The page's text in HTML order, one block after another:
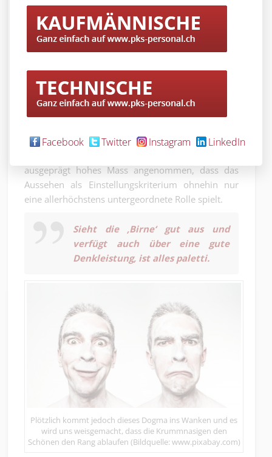
unter der Schädeldecke liegt in Form von vielen
Milliarden grauen Hirnzellen, die ganz schön viel
Output leisten und der Wirtschaft mit ihrer
Gesamtleistung schöne Augen machen.
Volkswirtschaften sind keine Modellagenturen, wo
körperliche Attraktivität zu den wichtigen Assets
gehört. Disziplin, Schaffenskraft, Intelligenz und
Neugierde bringen die Produkte und
wichtig sind. Der Mangel an Fach- und
ausgeprägt hohes Mass angenommen, dass das
Aussehen als Einstellungskriterium ohnehin nur
eine allerhöchstens untergeordnete Rolle spielt.
Sieht die ‚Birne‘ gut aus und
verfügt auch über eine gute
Denkleistung, ist alles paletti.
Plötzlich kommt jedoch dieses Dogma ins Wanken und es
wird uns weisgemacht, dass die Krummnasigen den
Schönen den Rang ablaufen (Bildquelle: www.pixabay.com)
Facebook Twitter Instagram LinkedIn